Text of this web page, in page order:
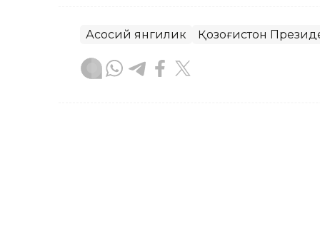
Асосий янгилик Қозоғистон